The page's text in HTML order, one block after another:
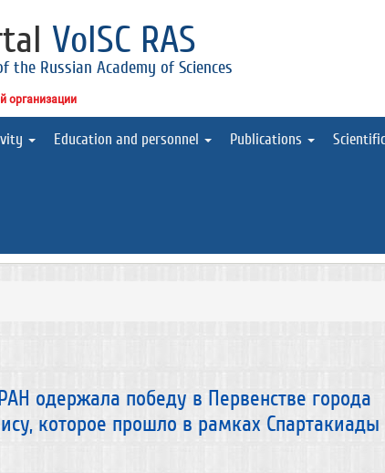
VolSC RAS
the Russian Academy of Sciences
организации
Education and personnel Publications
одержала победу в Первенстве города
которое прошло в рамках Спартакиады